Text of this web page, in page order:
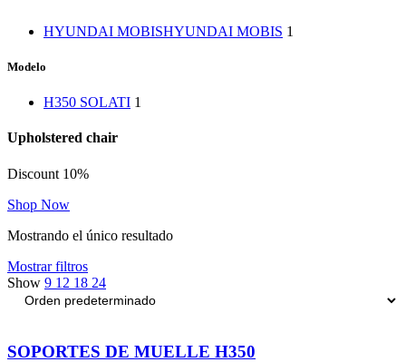
HYUNDAI MOBISHYUNDAI MOBIS 1
Modelo
H350 SOLATI 1
Upholstered chair
Discount 10%
Shop Now
Mostrando el único resultado
Mostrar filtros
Show 9 12 18 24
SOPORTES DE MUELLE H350